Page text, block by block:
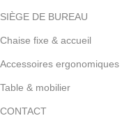
SIÈGE DE BUREAU
Chaise fixe & accueil
Accessoires ergonomiques
Table & mobilier
CONTACT